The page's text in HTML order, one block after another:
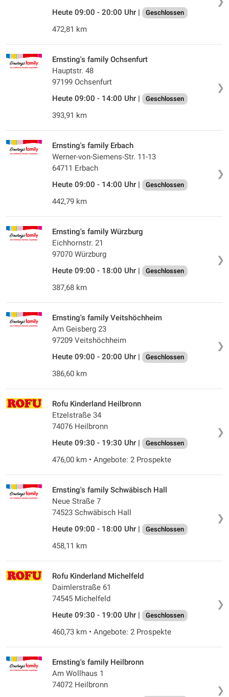
Heute 09:00 - 20:00 Uhr |
Geschlossen
472,81 km
❯
Ernsting's family Ochsenfurt
Hauptstr. 48
97199 Ochsenfurt
Heute 09:00 - 14:00 Uhr |
Geschlossen
393,91 km
❯
Ernsting's family Erbach
Werner-von-Siemens-Str. 11-13
64711 Erbach
Heute 09:00 - 14:00 Uhr |
Geschlossen
442,79 km
❯
Ernsting's family Würzburg
Eichhornstr. 21
97070 Würzburg
Heute 09:00 - 18:00 Uhr |
Geschlossen
387,68 km
❯
Ernsting's family Veitshöchheim
Am Geisberg 23
97209 Veitshöchheim
Heute 09:00 - 20:00 Uhr |
Geschlossen
386,60 km
❯
Rofu Kinderland Heilbronn
Etzelstraße 34
74076 Heilbronn
Heute 09:30 - 19:30 Uhr |
Geschlossen
476,00 km • Angebote: 2 Prospekte
❯
Ernsting's family Schwäbisch Hall
Neue Straße 7
74523 Schwäbisch Hall
Heute 09:00 - 18:00 Uhr |
Geschlossen
458,11 km
❯
Rofu Kinderland Michelfeld
Daimlerstraße 61
74545 Michelfeld
Heute 09:30 - 19:00 Uhr |
Geschlossen
460,73 km • Angebote: 2 Prospekte
❯
Ernsting's family Heilbronn
Am Wollhaus 1
74072 Heilbronn